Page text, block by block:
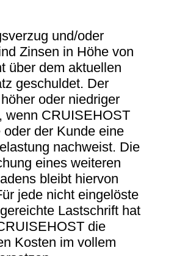
und/oder
Zinsen in Höhe von
über dem aktuellen
geschuldet. Der
oder niedriger
wenn CRUISEHOST
oder der Kunde eine
nachweist. Die
eines weiteren
bleibt hiervon
jede nicht eingelöste
Lastschrift hat
die
Kosten im vollem